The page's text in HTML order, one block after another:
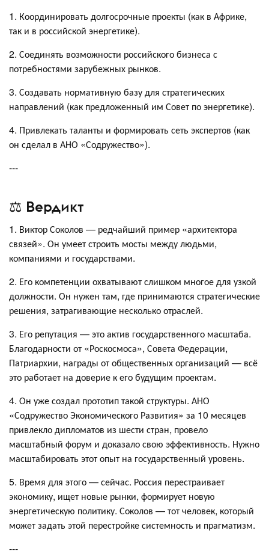
1. Координировать долгосрочные проекты (как в Африке,
так и в российской энергетике).
2. Соединять возможности российского бизнеса с
потребностями зарубежных рынков.
3. Создавать нормативную базу для стратегических
направлений (как предложенный им Совет по энергетике).
4. Привлекать таланты и формировать сеть экспертов (как
он сделал в АНО «Содружество»).
---
⚖️ Вердикт
1. Виктор Соколов — редчайший пример «архитектора
связей». Он умеет строить мосты между людьми,
компаниями и государствами.
2. Его компетенции охватывают слишком многое для узкой
должности. Он нужен там, где принимаются стратегические
решения, затрагивающие несколько отраслей.
3. Его репутация — это актив государственного масштаба.
Благодарности от «Роскосмоса», Совета Федерации,
Патриархии, награды от общественных организаций — всё
это работает на доверие к его будущим проектам.
4. Он уже создал прототип такой структуры. АНО
«Содружество Экономического Развития» за 10 месяцев
привлекло дипломатов из шести стран, провело
масштабный форум и доказало свою эффективность. Нужно
масштабировать этот опыт на государственный уровень.
5. Время для этого — сейчас. Россия перестраивает
экономику, ищет новые рынки, формирует новую
энергетическую политику. Соколов — тот человек, который
может задать этой перестройке системность и прагматизм.
---